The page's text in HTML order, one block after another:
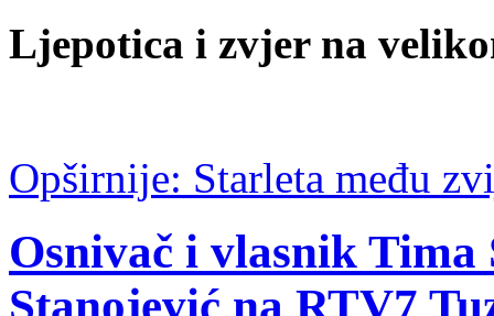
Ljepotica i zvjer na
Opširnije: Starleta među
Osnivač i vlasnik Tima
Stanojević na RTV7